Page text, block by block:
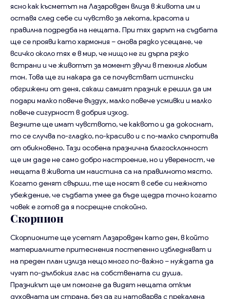
ясно как късметът на Лазаровден влиза в живота им и
оставя след себе си чувство за лекота, красота и
правилна подредба на нещата. При тях дарът на съдбата
ще се прояви като хармония – онова рядко усещане, че
всичко около тях е в мир, че нищо не ги дърпа рязко
встрани и че животът за момент звучи в техния любим
тон. Това ще ги накара да се почувстват истински
обгрижени от деня, сякаш самият празник е решил да им
подари малко повече въздух, малко повече усмивки и малко
повече сигурност в добрия изход.
Везните ще имат чувството, че каквото и да докоснат,
то се случва по-гладко, по-красиво и с по-малко съпротива
от обикновено. Тази особена празнична благосклонност
ще им даде не само добро настроение, но и увереност, че
нещата в живота им наистина са на правилното място.
Когато денят свърши, те ще носят в себе си нежното
убеждение, че съдбата умее да бъде щедра точно когато
човек е готов да я посрещне спокойно.
Скорпион
Скорпионите ще усетят Лазаровден като ден, в който
материалните притеснения постепенно избледняват и
на преден план излиза нещо много по-важно – нуждата да
чуят по-дълбокия глас на собствената си душа.
Празникът ще им помогне да видят нещата откъм
духовната им страна, без да ги натоварва с прекалена